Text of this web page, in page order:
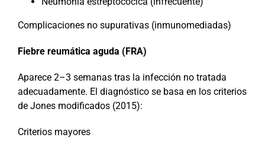
Complicaciones no supurativas (inmunomediadas)
Fiebre reumática aguda (FRA)
Aparece 2–3 semanas tras la infección no tratada
adecuadamente. El diagnóstico se basa en los criterios
de Jones modificados (2015):
Criterios mayores